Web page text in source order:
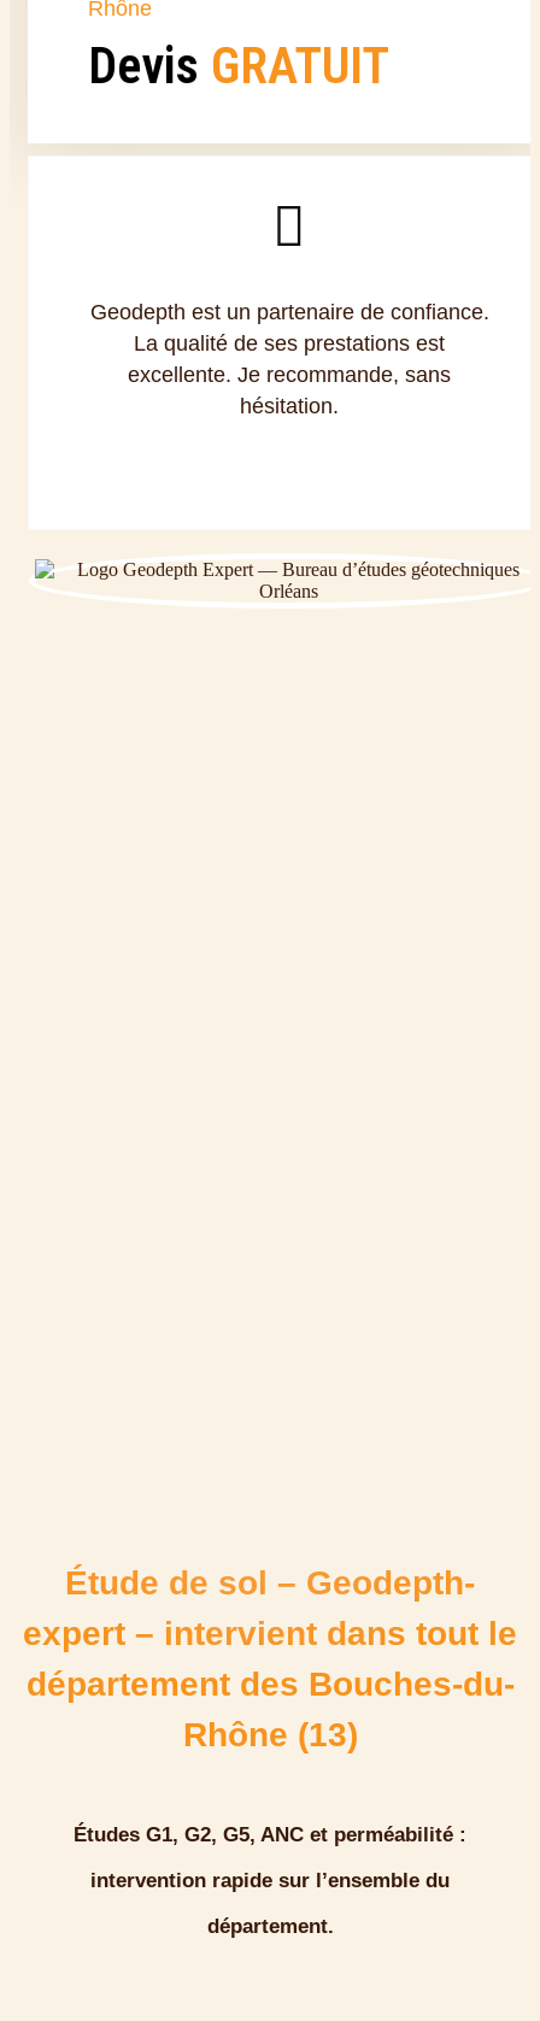
Rhône
Devis GRATUIT
Geodepth est un partenaire de confiance.
La qualité de ses prestations est
excellente. Je recommande, sans
hésitation.
Étude de sol – Geodepth-
expert – intervient dans tout le
département des Bouches-du-
Rhône (13)
Études G1, G2, G5, ANC et perméabilité :
intervention rapide sur l’ensemble du
département.